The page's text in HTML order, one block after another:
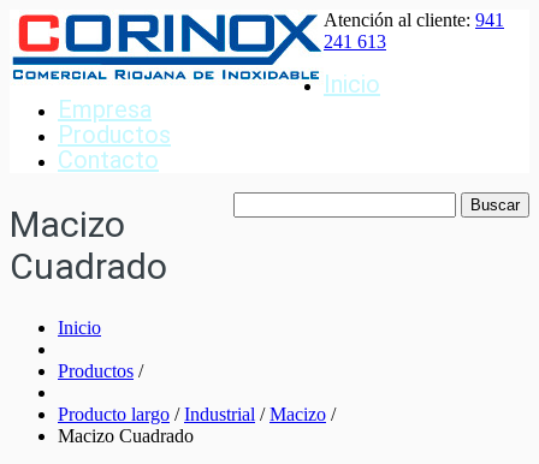
Atención al cliente: 941
241 613
Inicio
Empresa
Productos
Contacto
Macizo
Cuadrado
Inicio
Productos /
Producto largo /Industrial /Macizo /
Macizo Cuadrado